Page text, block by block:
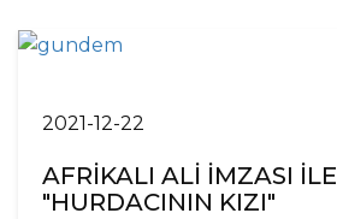
2021-12-22
AFRİKALI ALİ İMZASI İLE
"HURDACININ KIZI"